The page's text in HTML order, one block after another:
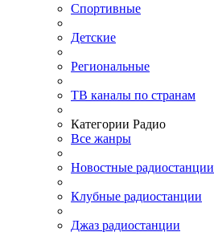
Спортивные
Детские
Региональные
ТВ каналы по странам
Категории Радио
Все жанры
Новостные радиостанции
Клубные радиостанции
Джаз радиостанции